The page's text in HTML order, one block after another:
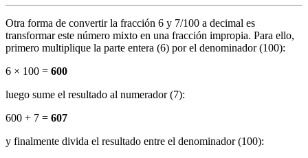
Otra forma de convertir la fracción 6 y 7/100 a decimal es
transformar este número mixto en una fracción impropia. Para ello,
primero multiplique la parte entera (6) por el denominador (100):
6 × 100 = 600
luego sume el resultado al numerador (7):
600 + 7 = 607
y finalmente divida el resultado entre el denominador (100):